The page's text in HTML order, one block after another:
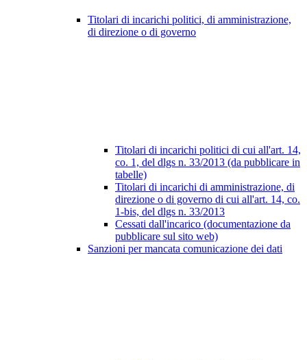
Titolari di incarichi politici, di amministrazione,
di direzione o di governo
Titolari di incarichi politici di cui all'art. 14,
co. 1, del dlgs n. 33/2013 (da pubblicare in
tabelle)
Titolari di incarichi di amministrazione, di
direzione o di governo di cui all'art. 14, co.
1-bis, del dlgs n. 33/2013
Cessati dall'incarico (documentazione da
pubblicare sul sito web)
Sanzioni per mancata comunicazione dei dati